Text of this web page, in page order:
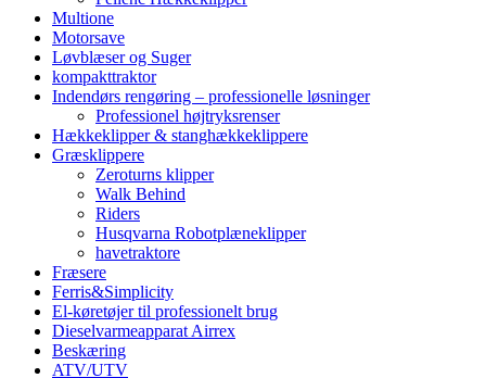
Multione
Motorsave
Løvblæser og Suger
kompakttraktor
Indendørs rengøring – professionelle løsninger
Professionel højtryksrenser
Hækkeklipper & stanghækkeklippere
Græsklippere
Zeroturns klipper
Walk Behind
Riders
Husqvarna Robotplæneklipper
havetraktore
Fræsere
Ferris&Simplicity
El-køretøjer til professionelt brug
Dieselvarmeapparat Airrex
Beskæring
ATV/UTV